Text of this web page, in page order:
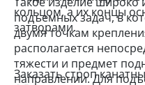
кольцом, а их концы
затворами.
подъемных задач, в
двумя точкам
располагается
тяжести и предмет
направлении. Для
Заказать строп